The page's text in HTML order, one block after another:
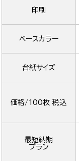
印刷
ベースカラー
台紙サイズ
価格/100枚 税込
最短納期
プラン